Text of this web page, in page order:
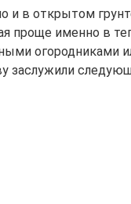
в открытом
проще именно в
огородниками
заслужили